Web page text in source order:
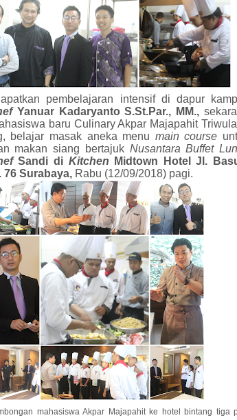
pembelajaran intensif di dapur
Yanuar Kadaryanto S.St.Par., MM.,
baru Culinary Akpar Majapahit
belajar masak aneka menu main course
makan siang bertajuk Nusantara Buffet
Sandi di Kitchen Midtown Hotel Jl.
76 Surabaya, Rabu (12/09/2018) pagi.
mahasiswa Akpar Majapahit ke hotel bintang tiga